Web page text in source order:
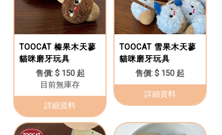
TOOCAT 榛果木天蓼
貓咪磨牙玩具
$ 150 起
目前無庫存
詳細資料
TOOCAT 雪果木天蓼
貓咪磨牙玩具
$ 150 起
詳細資料